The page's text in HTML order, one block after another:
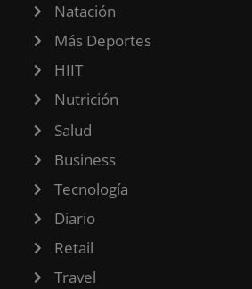
Natación
Más Deportes
HIIT
Nutrición
Salud
Business
Tecnología
Diario
Retail
Travel